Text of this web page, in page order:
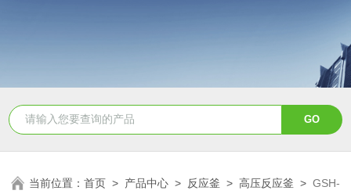
当前位置：首页 > 产品中心 > 反应釜 >高压反应釜 >GSH-